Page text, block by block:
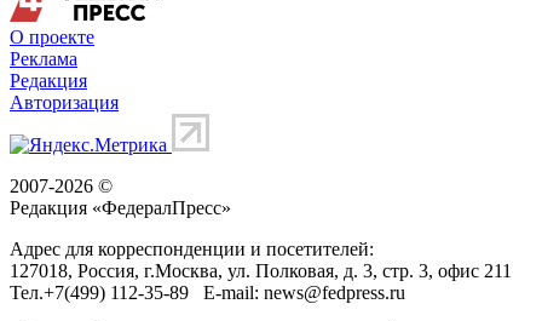
О проекте
Реклама
Редакция
Авторизация
2007-2026 ©
Редакция «ФедералПресс»
Адрес для корреспонденции и посетителей:
127018, Россия, г.Москва, ул. Полковая, д. 3, стр. 3, офис 211
Тел.+7(499) 112-35-89 E-mail: news@fedpress.ru